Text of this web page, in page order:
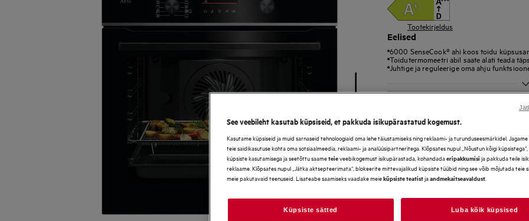
Tootekirjeldus
Eelised
6000 SenseCook® ahi koos toidu
Toidutermomeetri abil saate alati teada
Juhtige ja reguleerige oma ahju
ei pruugi täpselt kajastada
See veebileht kasutab küpsiseid, et pakkuda isikupärastatud kogemust.
Kasutame küpsiseid ja muid sarnaseid tehnoloogiaid oma lehe täiustamiseks ning reklaami- ja turunduseesmärkidel.
teie saidikasutuse kohta oma sotsiaalmeedia, reklaami- ja analüüsipartneritega. Klõpsates nupul „Nõustun kõigi
küpsiste kasutamisega ja seetõttu saameteieveebikogemust isikupärastada, kohandadaeripakkumisi ja pakkuda teile
reklaame. Klõpsates nupul „Jätka aktsepteerimata“, blokeerite mittevajalikud küpsiste tüübid ning see võib mõjutada teie
meie pakutavaid teenuseid. Lisateabe saamiseks vaadake meieküpsiste teatistjaandmekaitseavaldust
Küpsiste sätted Luba kõik küpsised